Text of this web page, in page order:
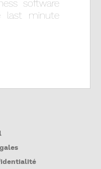
software
minute